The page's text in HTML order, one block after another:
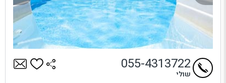
055-4313722
שולי